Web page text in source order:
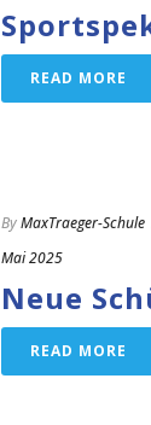
READ MORE
ByMaxTraeger-Schule
Mai 2025
Neue
READ MORE